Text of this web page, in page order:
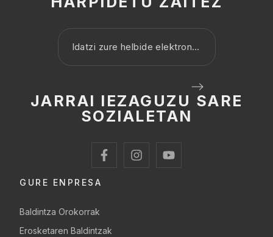
JARRAI IEZAGUZU SARE
SOZIALETAN
GURE ENPRESA
Baldintza Orokorrak
Erosketaren Baldintzak